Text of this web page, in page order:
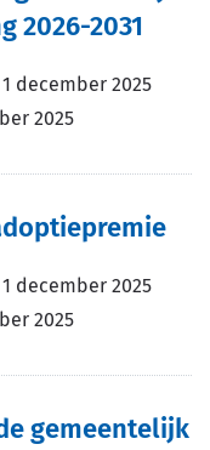
2026-2031
december 2025
2025
december 2025
2025
gemeentelijk